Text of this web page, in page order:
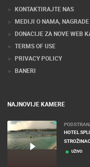
KONTAKTIRAJTE NAS
MEDIJI O NAMA,
DONACIJE ZA NOVE WEB
TERMS OF USE
PRIVACY POLICY
BANERI
NAJNOVIJE KAMERE
HOTEL
STROŽINAC
UŽIVO